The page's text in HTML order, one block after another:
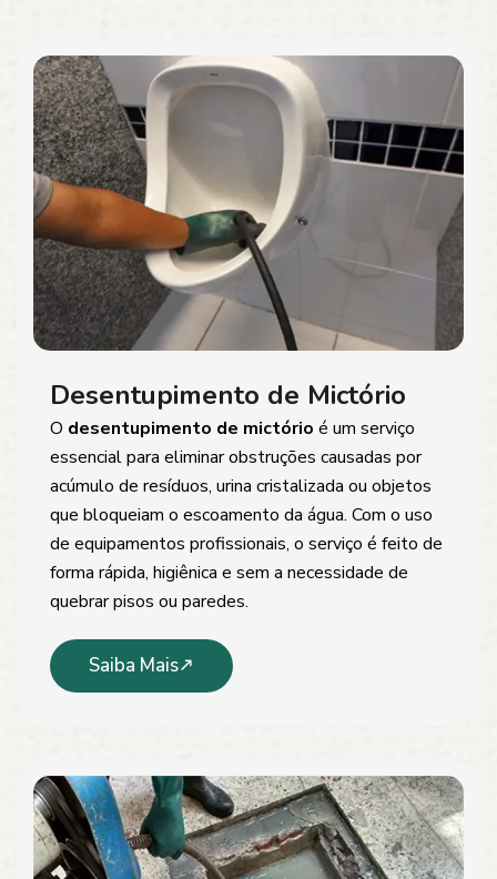
Desentupimento de Mictório
O desentupimento de mictório é um serviço
essencial para eliminar obstruções causadas por
acúmulo de resíduos, urina cristalizada ou objetos
que bloqueiam o escoamento da água. Com o uso
de equipamentos profissionais, o serviço é feito de
forma rápida, higiênica e sem a necessidade de
quebrar pisos ou paredes.
Saiba Mais